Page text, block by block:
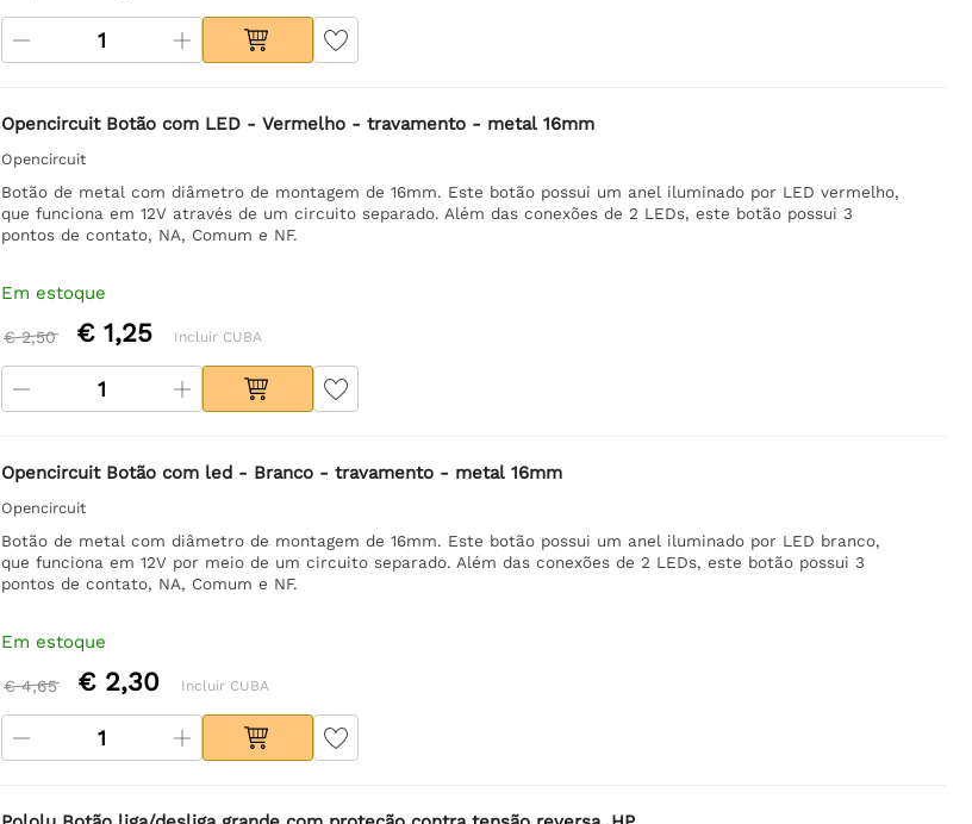
Opencircuit Botão com LED - Vermelho - travamento - metal 16mm
Opencircuit
Botão de metal com diâmetro de montagem de 16mm. Este botão possui um anel iluminado por LED vermelho,
que funciona em 12V através de um circuito separado. Além das conexões de 2 LEDs, este botão possui 3
pontos de contato, NA, Comum e NF.
Em estoque
€ 2,50 € 1,25 Incluir CUBA
Opencircuit Botão com led - Branco - travamento - metal 16mm
Opencircuit
Botão de metal com diâmetro de montagem de 16mm. Este botão possui um anel iluminado por LED branco,
que funciona em 12V por meio de um circuito separado. Além das conexões de 2 LEDs, este botão possui 3
pontos de contato, NA, Comum e NF.
Em estoque
€ 4,65 € 2,30 Incluir CUBA